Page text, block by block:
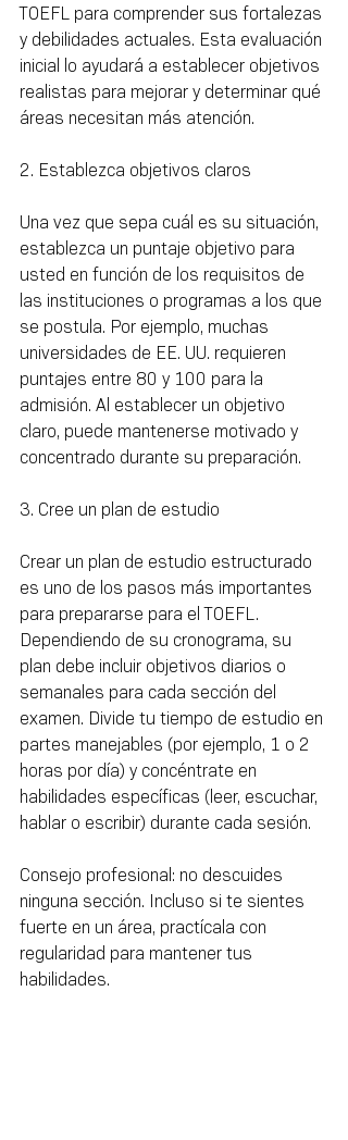
TOEFL para comprender sus fortalezas
y debilidades actuales. Esta evaluación
inicial lo ayudará a establecer objetivos
realistas para mejorar y determinar qué
áreas necesitan más atención.
2. Establezca objetivos claros
Una vez que sepa cuál es su situación,
establezca un puntaje objetivo para
usted en función de los requisitos de
las instituciones o programas a los que
se postula. Por ejemplo, muchas
universidades de EE. UU. requieren
puntajes entre 80 y 100 para la
admisión. Al establecer un objetivo
claro, puede mantenerse motivado y
concentrado durante su preparación.
3. Cree un plan de estudio
Crear un plan de estudio estructurado
es uno de los pasos más importantes
para prepararse para el TOEFL.
Dependiendo de su cronograma, su
plan debe incluir objetivos diarios o
semanales para cada sección del
examen. Divide tu tiempo de estudio en
partes manejables (por ejemplo, 1 o 2
horas por día) y concéntrate en
habilidades específicas (leer, escuchar,
hablar o escribir) durante cada sesión.
Consejo profesional: no descuides
ninguna sección. Incluso si te sientes
fuerte en un área, practícala con
regularidad para mantener tus
habilidades.